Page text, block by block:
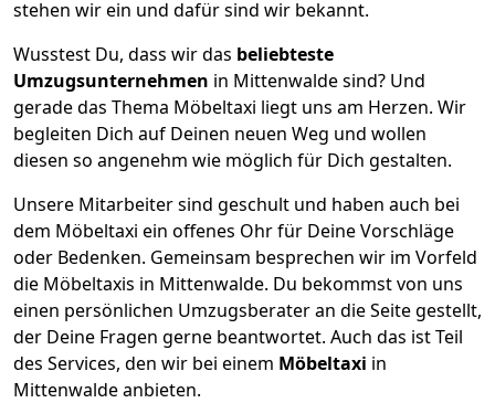
stehen wir ein und dafür sind wir bekannt.
Wusstest Du, dass wir das beliebteste
Umzugsunternehmen in Mittenwalde sind? Und
gerade das Thema Möbeltaxi liegt uns am Herzen. Wir
begleiten Dich auf Deinen neuen Weg und wollen
diesen so angenehm wie möglich für Dich gestalten.
Unsere Mitarbeiter sind geschult und haben auch bei
dem Möbeltaxi ein offenes Ohr für Deine Vorschläge
oder Bedenken. Gemeinsam besprechen wir im Vorfeld
die Möbeltaxis in Mittenwalde. Du bekommst von uns
einen persönlichen Umzugsberater an die Seite gestellt,
der Deine Fragen gerne beantwortet. Auch das ist Teil
des Services, den wir bei einem Möbeltaxi in
Mittenwalde anbieten.